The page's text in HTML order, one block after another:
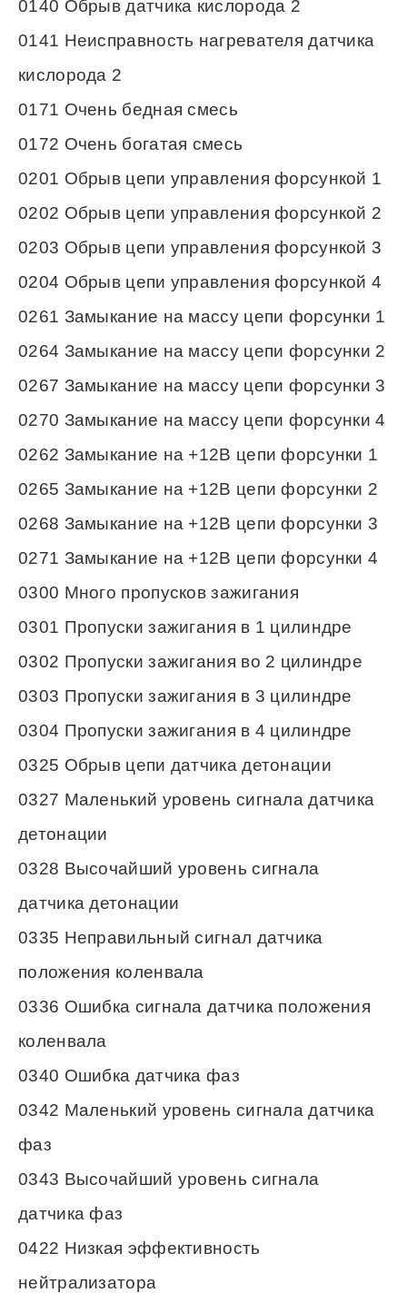
0140 Обрыв датчика кислорода 2
0141 Неисправность нагревателя датчика
кислорода 2
0171 Очень бедная смесь
0172 Очень богатая смесь
0201 Обрыв цепи управления форсункой 1
0202 Обрыв цепи управления форсункой 2
0203 Обрыв цепи управления форсункой 3
0204 Обрыв цепи управления форсункой 4
0261 Замыкание на массу цепи форсунки 1
0264 Замыкание на массу цепи форсунки 2
0267 Замыкание на массу цепи форсунки 3
0270 Замыкание на массу цепи форсунки 4
0262 Замыкание на +12В цепи форсунки 1
0265 Замыкание на +12В цепи форсунки 2
0268 Замыкание на +12В цепи форсунки 3
0271 Замыкание на +12В цепи форсунки 4
0300 Много пропусков зажигания
0301 Пропуски зажигания в 1 цилиндре
0302 Пропуски зажигания во 2 цилиндре
0303 Пропуски зажигания в 3 цилиндре
0304 Пропуски зажигания в 4 цилиндре
0325 Обрыв цепи датчика детонации
0327 Маленький уровень сигнала датчика
детонации
0328 Высочайший уровень сигнала
датчика детонации
0335 Неправильный сигнал датчика
положения коленвала
0336 Ошибка сигнала датчика положения
коленвала
0340 Ошибка датчика фаз
0342 Маленький уровень сигнала датчика
фаз
0343 Высочайший уровень сигнала
датчика фаз
0422 Низкая эффективность
нейтрализатора